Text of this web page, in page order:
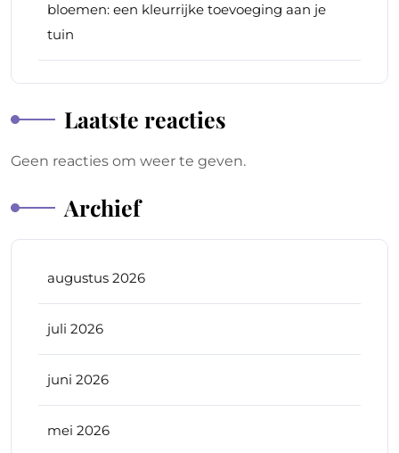
bloemen: een kleurrijke toevoeging aan je
tuin
Laatste reacties
Geen reacties om weer te geven.
Archief
augustus 2026
juli 2026
juni 2026
mei 2026